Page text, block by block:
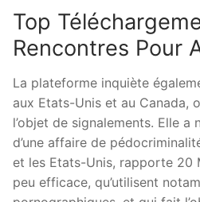
Top
Rencontres Pour
La plateforme inquiète
aux Etats-Unis et au Canada,
l’objet de signalements. Elle
d’une affaire de
et les Etats-Unis, rapporte 20
peu efficace, qu’utilisent